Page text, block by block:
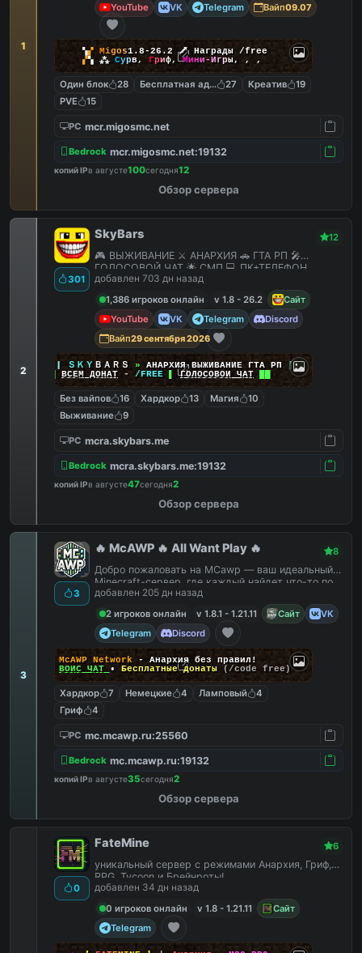
1
YouTube
VK Telegram Вайп09.07
▚▞ Migos1.8-26.2🗡 Награды /free
▞▚ ⁂ Сурв, Гриф,Мини-Игры, , ,
Один блок 28 Бесплатная админка
27 Креатив
19
PVE
15
PC mcr.migosmc.net
Bedrock mcr.migosmc.net:19132
копий IPв августе100сегодня12
Обзор сервера
2
301
SkyBars 12
🎮 ВЫЖИВАНИЕ ⚔️ АНАРХИЯ 🚗 ГТА РП 🎤
ГОЛОСОВОЙ ЧАТ 🌟 СМП 💻 ПК+ТЕЛЕФОН
добавлен 703 дн назад
1,386 игроков онлайн
v 1.8 - 26.2
Сайт
YouTube
VK Telegram
Discord
Вайп29 сентября 2026
ＳＫＹ ＢＡＲＳ » АНАРХИЯ ВЫЖИВАНИЕ ГТА РП |||
ВСЕМ ДОНАТ- /FREE ▌ГОЛОСОВОЙ ЧАТ
Без вайпов 16 Хардкор 13 Магия
10
Выживание
9
PC mcra.skybars.me
Bedrock mcra.skybars.me:19132
копий IPв августе47сегодня2
Обзор сервера
3
3
🔥 McAWP 🔥 All Want Play 🔥 8
Добро пожаловать на MCawp — ваш идеальный
Minecraft-сервер, где каждый найдет что-то по
душе!
добавлен 205 дн назад
2 игроков онлайн
v 1.8.1 - 1.21.11 Сайт
VK
Telegram
Discord
McAWP Network
- Анархия без правил!
ВОЙС ЧАТ
• Бесплатные донаты (/code free)
Хардкор 7 Немецкие 4 Ламповый
4
Гриф
4
PC mc.mcawp.ru:25560
Bedrock mc.mcawp.ru:19132
копий IPв августе35сегодня2
Обзор сервера
0
FateMine 6
уникальный сервер с режимами Анархия, Гриф,
RPG, Tycoon и Брейнроты!
добавлен 34 дн назад
0 игроков онлайн
v 1.8 - 1.21.11
Сайт
Telegram